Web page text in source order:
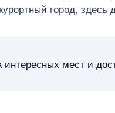
город, здесь
интересных мест и